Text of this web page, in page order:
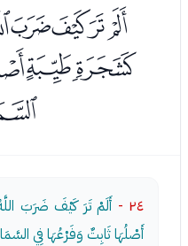
٢٤ -
أَلَمْ تَرَ كَيْفَ ضَرَبَ
أَصْلُهَا ثَابِتٌ وَفَرْعُهَا فِي